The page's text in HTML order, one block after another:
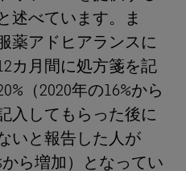
述べています。ま
薬アドヒアランスに
カ月間に処方箋を記
（2020年の16%から
入してもらった後に
いと報告した人が
から増加）となってい